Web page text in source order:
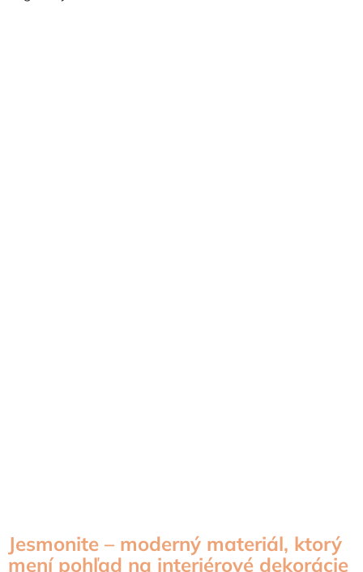
Jesmonite – moderný materiál, ktorý
mení pohľad na interiérové dekorácie